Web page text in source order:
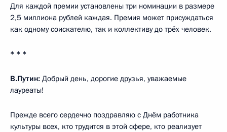
Для каждой премии установлены три номинации в размере
2,5 миллиона рублей каждая. Премия может присуждаться
как одному соискателю, так и коллективу до трёх человек.
* * *
В.Путин: Добрый день, дорогие друзья, уважаемые
лауреаты!
Прежде всего сердечно поздравляю с Днём работника
культуры всех, кто трудится в этой сфере, кто реализует